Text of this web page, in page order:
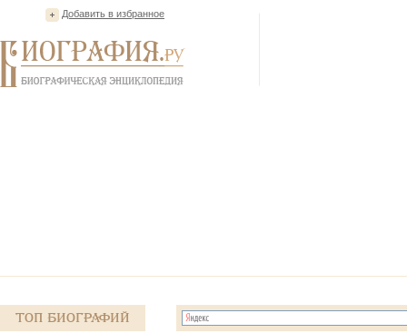
Добавить в избранное
Топ Биографий